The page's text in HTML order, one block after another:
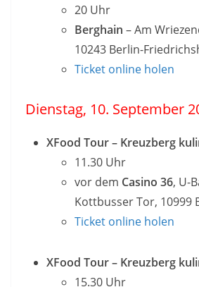
20 Uhr
Berghain – Am
10243 Berlin-
Ticket online holen
Dienstag, 10. September
XFood Tour – Kreuzberg
11.30 Uhr
vor dem Casino 36, U-
Kottbusser Tor, 10999
Ticket online holen
XFood Tour – Kreuzberg
15.30 Uhr